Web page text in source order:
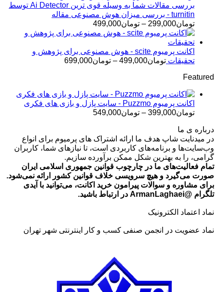
تا
تومان499,000
بررسی مقالات شما به وسیله قوی ترین Ai Detector توسط
turnitin - بررسی میزان هوش مصنوعی مقاله
تومان299,000
– تومان499,000محدوده
قیمت:
تا
تومان499,000
اکانت پرمیوم scite - هوش مصنوعی برای پژوهش و
تحقیقات تومان499,000
– تومان699,000محدوده
تومان699,000
Featured
اکانت پرمیوم Puzzmo - سایت پازل و بازی های فکری
تومان399,000
– تومان549,000
تا
تومان549,000
درباره ی ما
در میدنایت شاپ هدف ما ارائه اشتراک های پرمیوم برای انواع
وب‌سایت‌ها و برنامه‌های کاربردی است، تا نیازهای شما، کاربران
گرامی، را به بهترین شکل ممکن برآورده سازیم.
تمام فعالیت‌های ما در چارچوب قوانین جمهوری اسلامی ایران
صورت می‌گیرد و هیچ سرویسی خلاف قوانین کشور ارائه نمی‌شود.
برای مشاوره و سوالات پیرامون خرید اکانت، می‌توانید با آیدی
تلگرام @ArmanLaghaei در ارتباط باشید.
نماد اعتماد الکترونیک
نماد عضویت در انجمن صنفی کسب و کار اینترنتی شهر تهران